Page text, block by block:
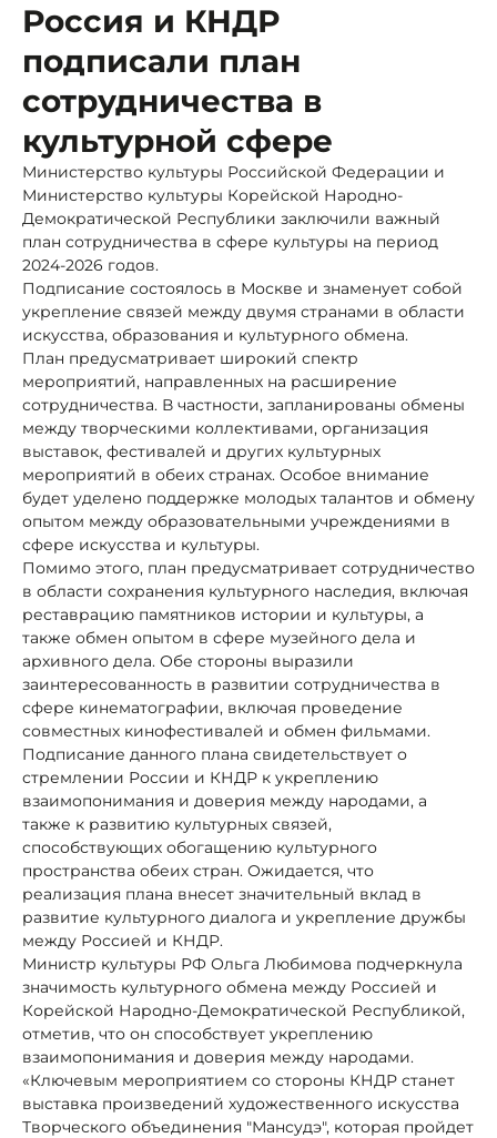
Россия и КНДР
подписали план
сотрудничества в
культурной сфере
Министерство культуры Российской Федерации и
Министерство культуры Корейской Народно-
Демократической Республики заключили важный
план сотрудничества в сфере культуры на период
2024-2026 годов.
Подписание состоялось в Москве и знаменует собой
укрепление связей между двумя странами в области
искусства, образования и культурного обмена.
План предусматривает широкий спектр
мероприятий, направленных на расширение
сотрудничества. В частности, запланированы обмены
между творческими коллективами, организация
выставок, фестивалей и других культурных
мероприятий в обеих странах. Особое внимание
будет уделено поддержке молодых талантов и обмену
опытом между образовательными учреждениями в
сфере искусства и культуры.
Помимо этого, план предусматривает сотрудничество
в области сохранения культурного наследия, включая
реставрацию памятников истории и культуры, а
также обмен опытом в сфере музейного дела и
архивного дела. Обе стороны выразили
заинтересованность в развитии сотрудничества в
сфере кинематографии, включая проведение
совместных кинофестивалей и обмен фильмами.
Подписание данного плана свидетельствует о
стремлении России и КНДР к укреплению
взаимопонимания и доверия между народами, а
также к развитию культурных связей,
способствующих обогащению культурного
пространства обеих стран. Ожидается, что
реализация плана внесет значительный вклад в
развитие культурного диалога и укрепление дружбы
между Россией и КНДР.
Министр культуры РФ Ольга Любимова подчеркнула
значимость культурного обмена между Россией и
Корейской Народно-Демократической Республикой,
отметив, что он способствует укреплению
взаимопонимания и доверия между народами.
«Ключевым мероприятием со стороны КНДР станет
выставка произведений художественного искусства
Творческого объединения "Мансудэ", которая пройдет